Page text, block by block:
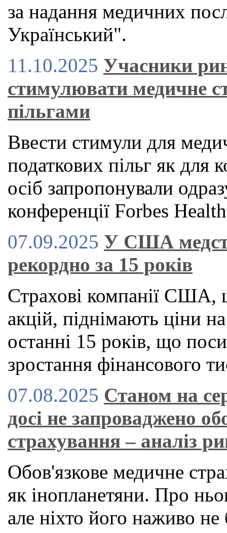
за надання медичних
Український".
11.10.2025 Учасники
стимулювати медичне
пільгами
Ввести стимули для
податкових пільг як для
осіб запропонували
конференції Forbes
07.09.2025 У США
рекордно за 15 років
Страхові компанії США,
акцій, піднімають ціни
останні 15 років, що
зростання фінансового
07.08.2025 Станом на
досі не запроваджено
страхування – аналіз
Обов'язкове медичне
як інопланетяни. Про
але ніхто його наживо